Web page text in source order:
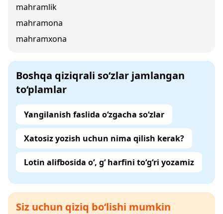
mahramlik
mahramona
mahramxona
Boshqa qiziqrali so‘zlar jamlangan
to‘plamlar
Yangilanish faslida o‘zgacha so‘zlar
Xatosiz yozish uchun nima qilish kerak?
Lotin alifbosida o‘, g‘ harfini to‘g‘ri yozamiz
Siz uchun qiziq bo‘lishi mumkin